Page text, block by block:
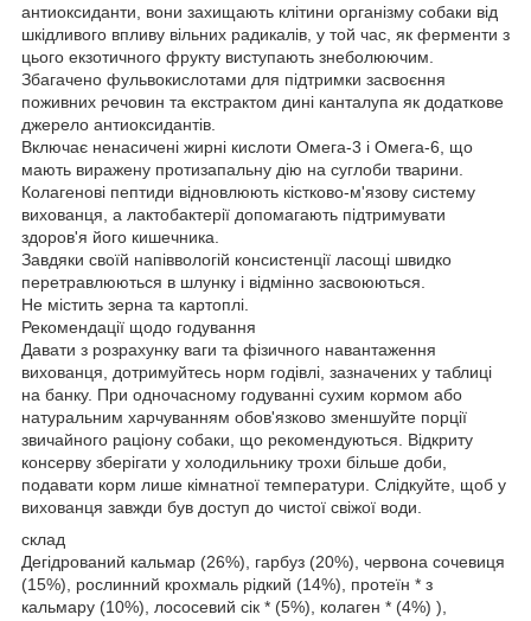
антиоксиданти, вони захищають клітини організму собаки від
шкідливого впливу вільних радикалів, у той час, як ферменти з
цього екзотичного фрукту виступають знеболюючим.
Збагачено фульвокислотами для підтримки засвоєння
поживних речовин та екстрактом дині канталупа як додаткове
джерело антиоксидантів.
Включає ненасичені жирні кислоти Омега-3 і Омега-6, що
мають виражену протизапальну дію на суглоби тварини.
Колагенові пептиди відновлюють кістково-м'язову систему
вихованця, а лактобактерії допомагають підтримувати
здоров'я його кишечника.
Завдяки своїй напіввологій консистенції ласощі швидко
перетравлюються в шлунку і відмінно засвоюються.
Не містить зерна та картоплі.
Рекомендації щодо годування
Давати з розрахунку ваги та фізичного навантаження
вихованця, дотримуйтесь норм годівлі, зазначених у таблиці
на банку. При одночасному годуванні сухим кормом або
натуральним харчуванням обов'язково зменшуйте порції
звичайного раціону собаки, що рекомендуються. Відкриту
консерву зберігати у холодильнику трохи більше доби,
подавати корм лише кімнатної температури. Слідкуйте, щоб у
вихованця завжди був доступ до чистої свіжої води.
склад
Дегідрований кальмар (26%), гарбуз (20%), червона сочевиця
(15%), рослинний крохмаль рідкий (14%), протеїн * з
кальмару (10%), лососевий сік * (5%), колаген * (4%) ),